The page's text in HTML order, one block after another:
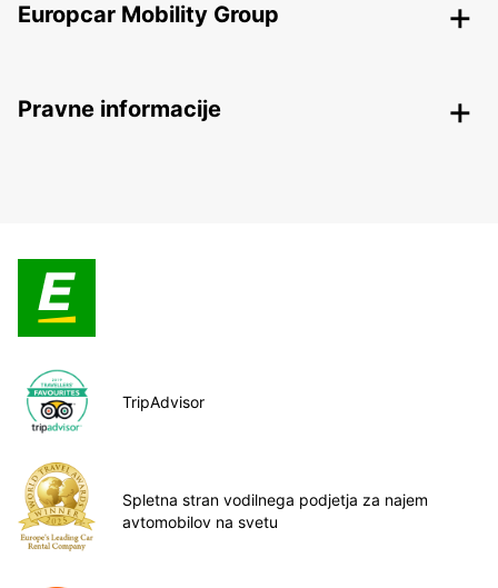
Europcar Mobility Group
Pravne informacije
TripAdvisor
Spletna stran vodilnega podjetja za najem
avtomobilov na svetu